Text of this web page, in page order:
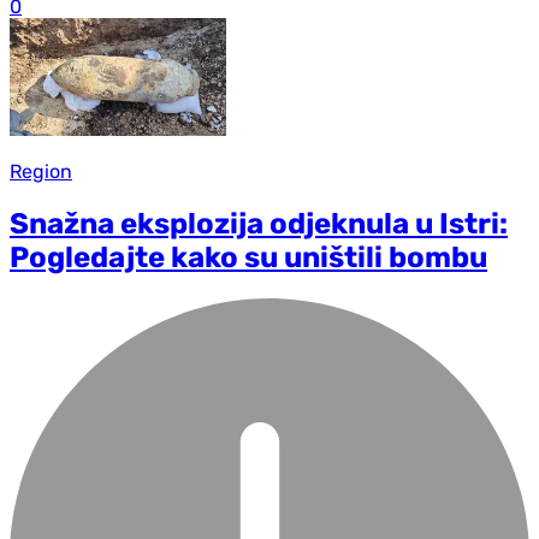
0
Region
Snažna eksplozija od‌jeknula u Istri:
Pogledajte kako su uništili bombu